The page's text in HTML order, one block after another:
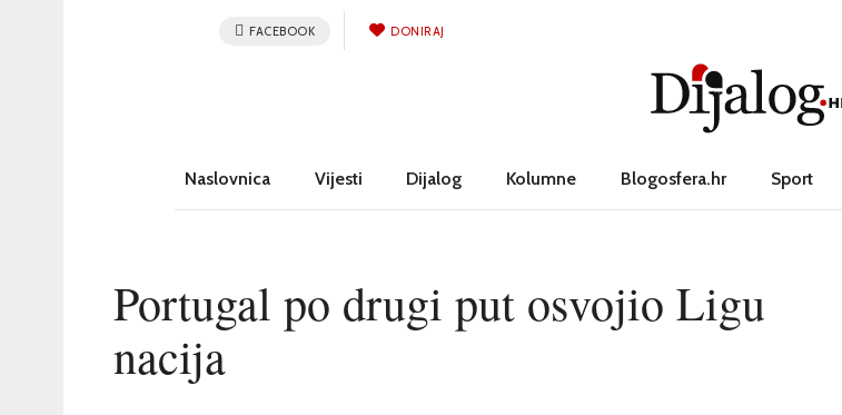
FACEBOOK DONIRAJ
Naslovnica Vijesti Dijalog Kolumne Blogosfera.hr Sport
Portugal po drugi put osvojio Ligu
nacija